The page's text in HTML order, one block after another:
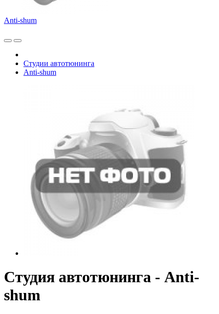
Anti-shum
Студии автотюнинга
Anti-shum
Студия автотюнинга - Anti-
shum